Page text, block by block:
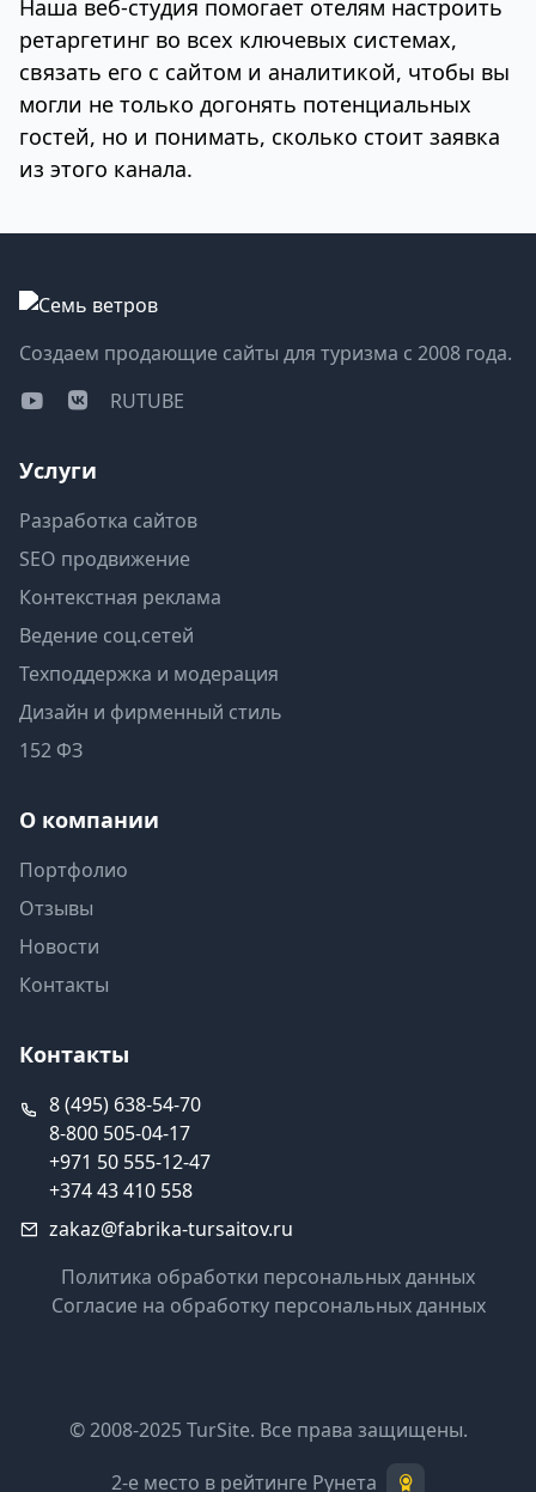
Наша веб‑студия помогает отелям настроить
ретаргетинг во всех ключевых системах,
связать его с сайтом и аналитикой, чтобы вы
могли не только догонять потенциальных
гостей, но и понимать, сколько стоит заявка
из этого канала.
Создаем продающие сайты для туризма с 2008 года.
RUTUBE
Услуги
Разработка сайтов
SEO продвижение
Контекстная реклама
Ведение соц.сетей
Техподдержка и модерация
Дизайн и фирменный стиль
152 ФЗ
О компании
Портфолио
Отзывы
Новости
Контакты
Контакты
8 (495) 638-54-70
8-800 505-04-17
+971 50 555-12-47
+374 43 410 558
zakaz@fabrika-tursaitov.ru
Политика обработки персональных данных
Согласие на обработку персональных данных
© 2008-2025 TurSite. Все права защищены.
2-е место в рейтинге Рунета